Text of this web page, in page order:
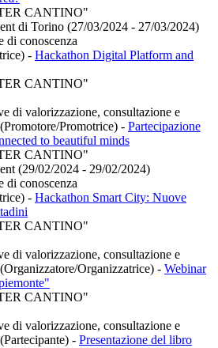
CANTINO"
di Torino (27/03/2024 - 27/03/2024)
di conoscenza
- Hackathon Digital Platform and
CANTINO"
di valorizzazione, consultazione e
Promotrice) - Partecipazione
to beautiful minds
CANTINO"
(29/02/2024 - 29/02/2024)
di conoscenza
- Hackathon Smart City: Nuove
CANTINO"
di valorizzazione, consultazione e
Organizzatrice) - Webinar
CANTINO"
di valorizzazione, consultazione e
- Presentazione del libro